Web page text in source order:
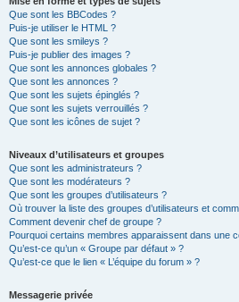
Que sont les BBCodes ?
Puis-je utiliser le HTML ?
Que sont les smileys ?
Puis-je publier des images ?
Que sont les annonces globales ?
Que sont les annonces ?
Que sont les sujets épinglés ?
Que sont les sujets verrouillés ?
Que sont les icônes de sujet ?
Niveaux d’utilisateurs et groupes
Que sont les administrateurs ?
Que sont les modérateurs ?
Que sont les groupes d’utilisateurs ?
Où trouver la liste des groupes d’utilisateurs et
Comment devenir chef de groupe ?
Pourquoi certains membres apparaissent dans une
Qu’est-ce qu’un « Groupe par défaut » ?
Qu’est-ce que le lien « L’équipe du forum » ?
Messagerie privée